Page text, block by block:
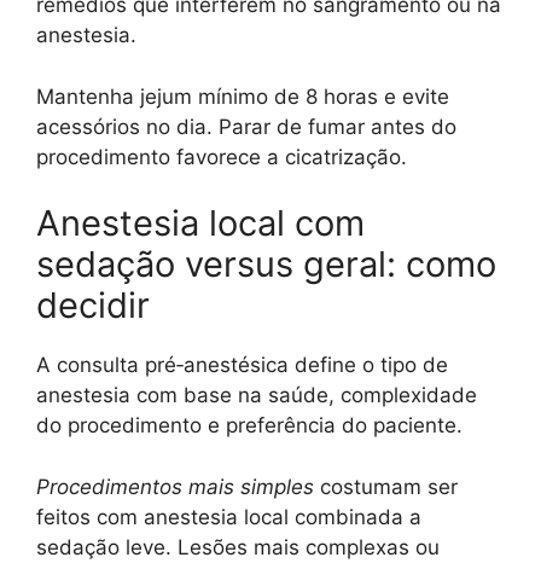
remédios que interferem no sangramento ou na
anestesia.
Mantenha jejum mínimo de 8 horas e evite
acessórios no dia. Parar de fumar antes do
procedimento favorece a cicatrização.
Anestesia local com
sedação versus geral: como
decidir
A consulta pré‑anestésica define o tipo de
anestesia com base na saúde, complexidade
do procedimento e preferência do paciente.
Procedimentos mais simples costumam ser
feitos com anestesia local combinada a
sedação leve. Lesões mais complexas ou